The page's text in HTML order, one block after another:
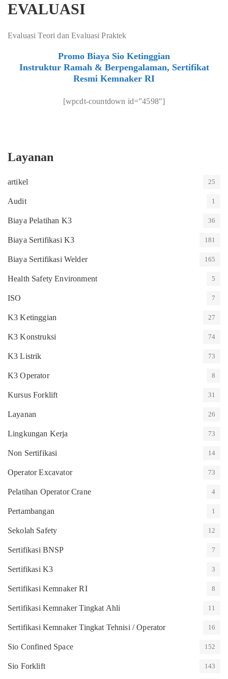
EVALUASI
Evaluasi Teori dan Evaluasi Praktek
Promo Biaya Sio Ketinggian
Instruktur Ramah & Berpengalaman, Sertifikat
Resmi Kemnaker RI
[wpcdt-countdown id=”4598″]
Layanan
artikel 25
Audit 1
Biaya Pelatihan K3 36
Biaya Sertifikasi K3 181
Biaya Sertifikasi Welder 165
Health Safety Environment 5
ISO 7
K3 Ketinggian 27
K3 Konstruksi 74
K3 Listrik 73
K3 Operator 8
Kursus Forklift 31
Layanan 26
Lingkungan Kerja 73
Non Sertifikasi 14
Operator Excavator 73
Pelatihan Operator Crane 4
Pertambangan 1
Sekolah Safety 12
Sertifikasi BNSP 7
Sertifikasi K3 3
Sertifikasi Kemnaker RI 8
Sertifikasi Kemnaker Tingkat Ahli 11
Sertifikasi Kemnaker Tingkat Tehnisi / Operator 16
Sio Confined Space 152
Sio Forklift 143